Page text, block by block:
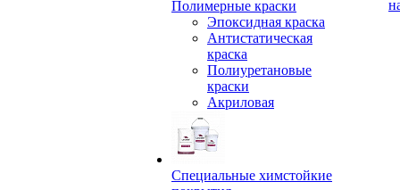
Полимерные краски
Эпоксидная краска
Антистатическая
краска
Полиуретановые
краски
Акриловая
Специальные химстойкие